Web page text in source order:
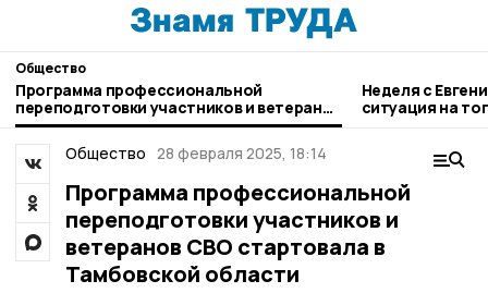
Общество
Программа профессиональной
переподготовки участников и ветеранов
СВО стартовала в Тамбовской области
Неделя с
ситуация на
городе и
Общество 28 февраля 2025, 18:14
Программа профессиональной
переподготовки участников и
ветеранов СВО стартовала в
Тамбовской области